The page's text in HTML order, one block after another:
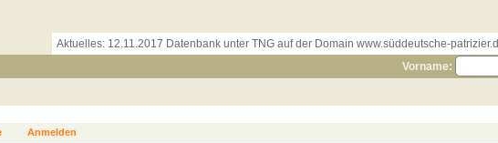
Aktuelles: 12.11.2017 Datenbank unter TNG auf der Domain www.süddeutsche-
Vorname:
Anmelden